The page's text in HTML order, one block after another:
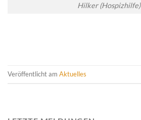
Hilker (Hospizhilfe)
Veröffentlicht am Aktuelles